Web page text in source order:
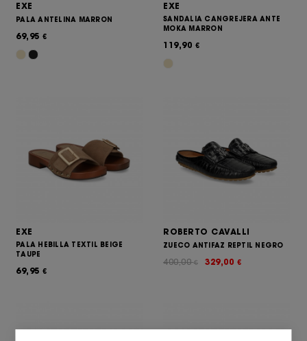
EXE
PALA ANTELINA MARRON
69,95 €
EXE
SANDALIA CANGREJERA ANTE
MOKA MARRON
119,90 €
EXE
PALA HEBILLA TEXTIL BEIGE
TAUPE
69,95 €
ROBERTO CAVALLI
ZUECO ANTIFAZ REPTIL NEGRO
329,00 €
400,00€